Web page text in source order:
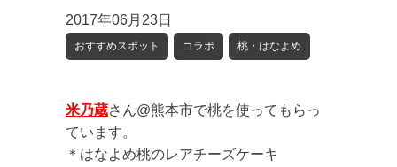
2017年06月23日
おすすめスポット コラボ 桃・はなよめ
米乃蔵さん@熊本市で桃を使ってもらっ
ています。
＊はなよめ桃のレアチーズケーキ